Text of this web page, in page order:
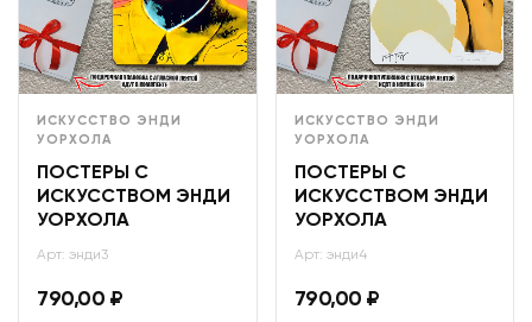
ИСКУССТВО ЭНДИ
УОРХОЛА
ПОСТЕРЫ С
ИСКУССТВОМ ЭНДИ
УОРХОЛА
Арт: энди3
790,00 ₽
ИСКУССТВО ЭНДИ
УОРХОЛА
ПОСТЕРЫ С
ИСКУССТВОМ ЭНДИ
УОРХОЛА
Арт: энди4
790,00 ₽